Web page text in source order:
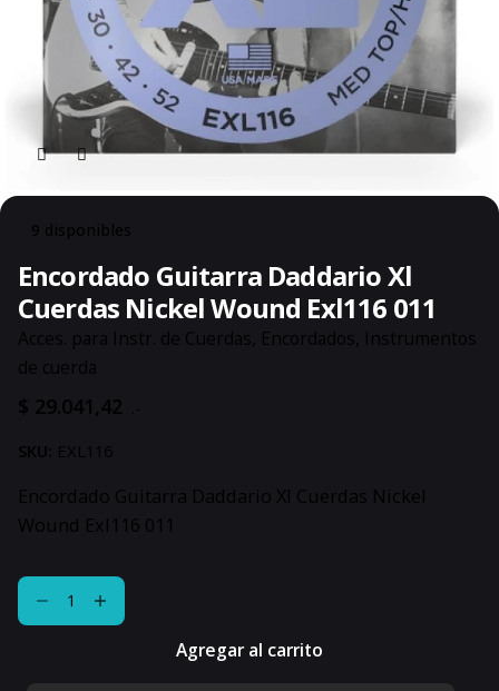
9 disponibles
Encordado Guitarra Daddario Xl
Cuerdas Nickel Wound Exl116 011
Acces. para Instr. de Cuerdas Encordados Instrumentos
de cuerda
$ 29.041,42 .-
SKU: EXL116
Encordado Guitarra Daddario Xl Cuerdas Nickel
Wound Exl116 011
Encordado
Guitarra
Agregar al carrito